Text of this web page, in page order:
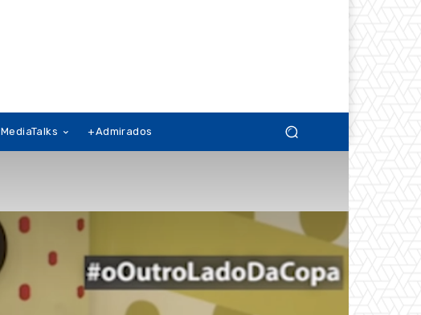
MediaTalks +Admirados